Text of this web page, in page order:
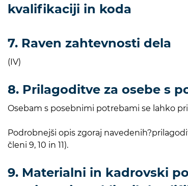
kvalifikaciji in koda
7. Raven zahtevnosti dela
(IV)
8. Prilagoditve za osebe s
Osebam s posebnimi potrebami se lahko
Podrobnejši opis zgoraj
členi 9, 10 in 11).
9. Materialni in kadrovski